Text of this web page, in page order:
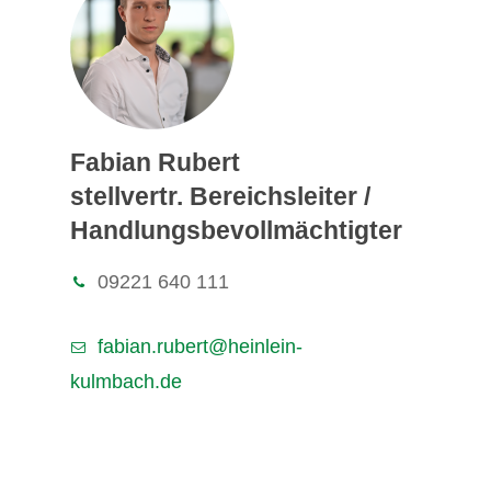
Fabian Rubert
stellvertr. Bereichsleiter /
Handlungsbevollmächtigter
09221 640 111
fabian.rubert@heinlein-
kulmbach.de